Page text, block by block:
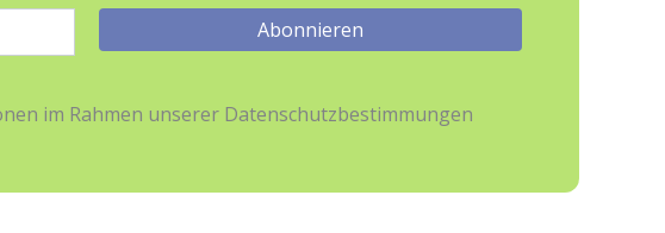
im Rahmen unserer Datenschutzbestimmungen